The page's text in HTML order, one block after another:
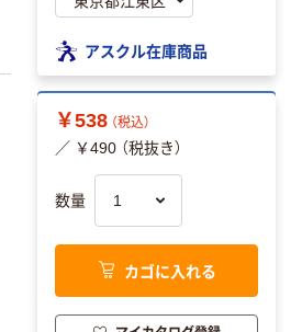
アスクル在庫商品
￥538 （税込）
／ ￥490 （税抜き）
数量
カゴに入れる